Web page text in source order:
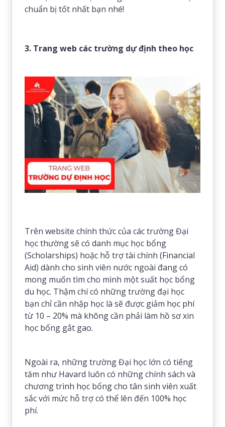
chuẩn bị tốt nhất bạn nhé!
3. Trang web các trường dự định theo học
Trên website chính thức của các trường Đại
học thường sẽ có danh mục học bổng
(Scholarships) hoặc hỗ trợ tài chính (Financial
Aid) dành cho sinh viên nước ngoài đang có
mong muốn tìm cho mình một suất học bổng
du học. Thậm chí có những trường đại học
bạn chỉ cần nhập học là sẽ được giảm học phí
từ 10 – 20% mà không cần phải làm hồ sơ xin
học bổng gắt gao.
Ngoài ra, những trường Đại học lớn có tiếng
tăm như Havard luôn có những chính sách và
chương trình học bổng cho tân sinh viên xuất
sắc với mức hỗ trợ có thể lên đến 100% học
phí.